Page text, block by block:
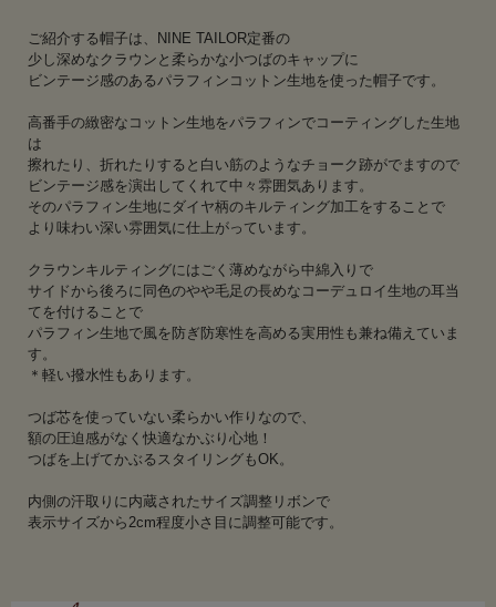
ご紹介する帽子は、NINE TAILOR定番の
少し深めなクラウンと柔らかな小つばのキャップに
ビンテージ感のあるパラフィンコットン生地を使った帽子です。
高番手の緻密なコットン生地をパラフィンでコーティングした生地
は
擦れたり、折れたりすると白い筋のようなチョーク跡がでますので
ビンテージ感を演出してくれて中々雰囲気あります。
そのパラフィン生地にダイヤ柄のキルティング加工をすることで
より味わい深い雰囲気に仕上がっています。
クラウンキルティングにはごく薄めながら中綿入りで
サイドから後ろに同色のやや毛足の長めなコーデュロイ生地の耳当
てを付けることで
パラフィン生地で風を防ぎ防寒性を高める実用性も兼ね備えていま
す。
＊軽い撥水性もあります。
つば芯を使っていない柔らかい作りなので、
額の圧迫感がなく快適なかぶり心地！
つばを上げてかぶるスタイリングもOK。
内側の汗取りに内蔵されたサイズ調整リボンで
表示サイズから2cm程度小さ目に調整可能です。